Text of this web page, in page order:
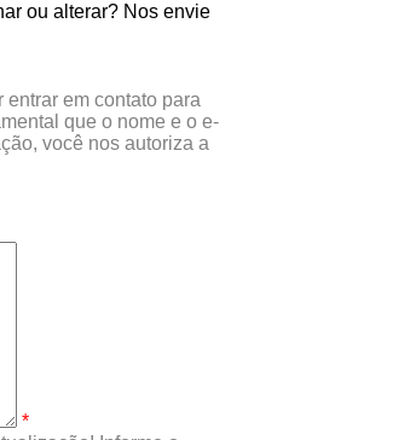
ou alterar? Nos envie
em contato para
que o nome e o e-
você nos autoriza a
*